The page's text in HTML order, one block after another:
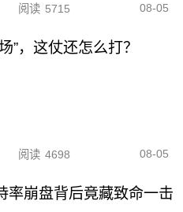
阅读 5715 08-05
”，这仗还怎么打？
阅读 4698 08-05
率崩盘背后竟藏致命一击